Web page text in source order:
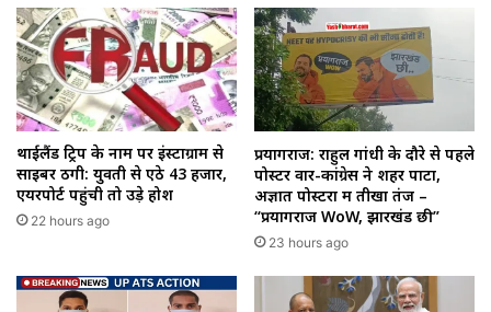
थाईलैंड ट्रिप के नाम पर इंस्टाग्राम से
साइबर ठगी: युवती से ऐंठे ₹43 हजार,
एयरपोर्ट पहुंची तो उड़े होश
22 hours ago
प्रयागराज: राहुल गांधी के दौरे से पहले
पोस्टर वार-कांग्रेस ने शहर पाटा,
अज्ञात पोस्टरों में तीखा तंज –
“प्रयागराज WoW, झारखंड छी”
23 hours ago